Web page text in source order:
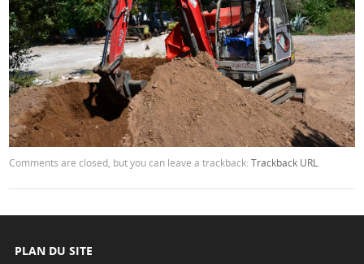
Comments are closed, but you can leave a trackback:Trackback URL
PLAN DU SITE